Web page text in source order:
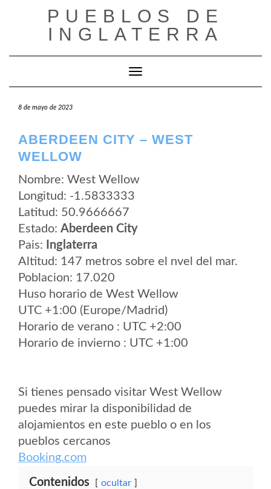
PUEBLOS DE
INGLATERRA
Cambiar modo de navegación
8 de mayo de 2023
ABERDEEN CITY – WEST
WELLOW
Nombre: West Wellow
Longitud: -1.5833333
Latitud: 50.9666667
Estado: Aberdeen City
Pais:
Inglaterra
Altitud: 147 metros sobre el nvel del mar.
Poblacion: 17.020
Huso horario de West Wellow
UTC +1:00 (Europe/Madrid)
Horario de verano : UTC +2:00
Horario de invierno : UTC +1:00
Si tienes pensado visitar West Wellow
puedes mirar la disponibilidad de
alojamientos en este pueblo o en los
pueblos cercanos
Booking.com
Contenidos ocultar